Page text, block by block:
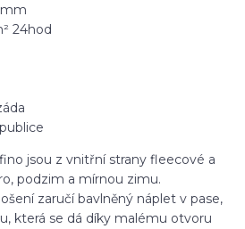
24hod
jsou z vnitřní strany fleecové a
podzim a mírnou zimu.
zaručí bavlněný náplet v pase,
která se dá díky malému otvoru